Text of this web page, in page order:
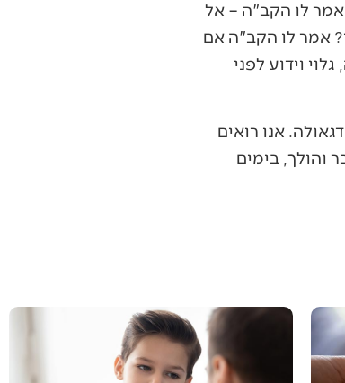
אמר לו הקב"ה – אל
אמר לו הקב"ה אם
וידוע לפני
אנו רואים
והולך, בימים